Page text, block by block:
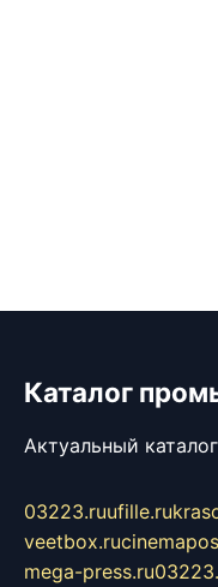
Каталог
Актуальный
03223.ruufille.ru
veetbox.ru
mega-press.ru